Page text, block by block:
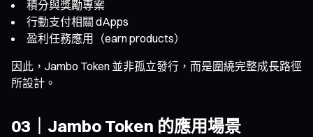
積分與獎勵專案
行動支付相關 dApps
盈利任務應用（earn products）
因此，Jambo Token 並非孤立發行，而是圍繞完整成長路徑
所設計。
03｜Jambo Token 的應用場景